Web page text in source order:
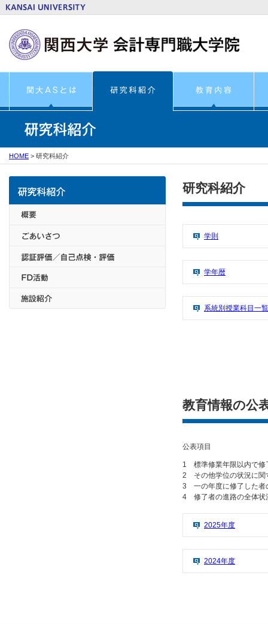
HOME > 研究科紹介
研究科紹介
学則
学年暦
系統別授業科目一覧
教育情報の公
公表項目
1 標準修業年限以内で修
2 その他学位の状況に関
3 一の年度に修了した者
4 修了者の進路の全体状
2025年度
2024年度